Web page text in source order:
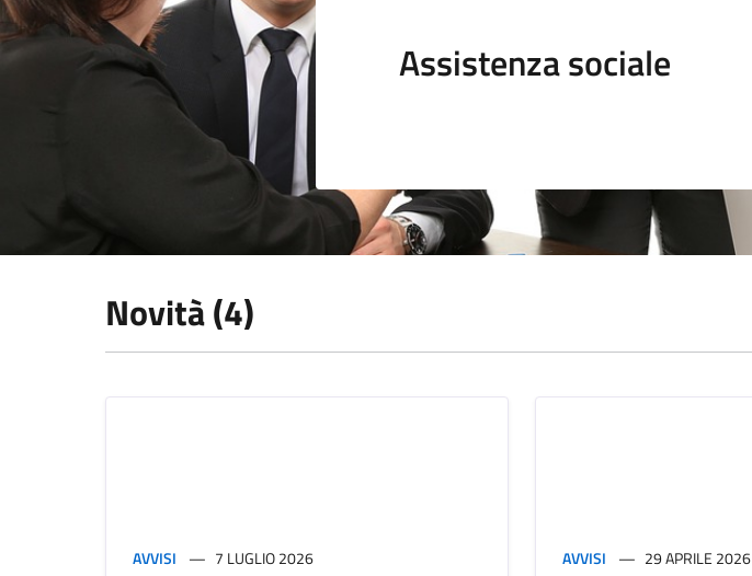
Assistenza sociale
Novità (4)
AVVISI 7 LUGLIO 2026 AVVISI 29 APRILE 2026